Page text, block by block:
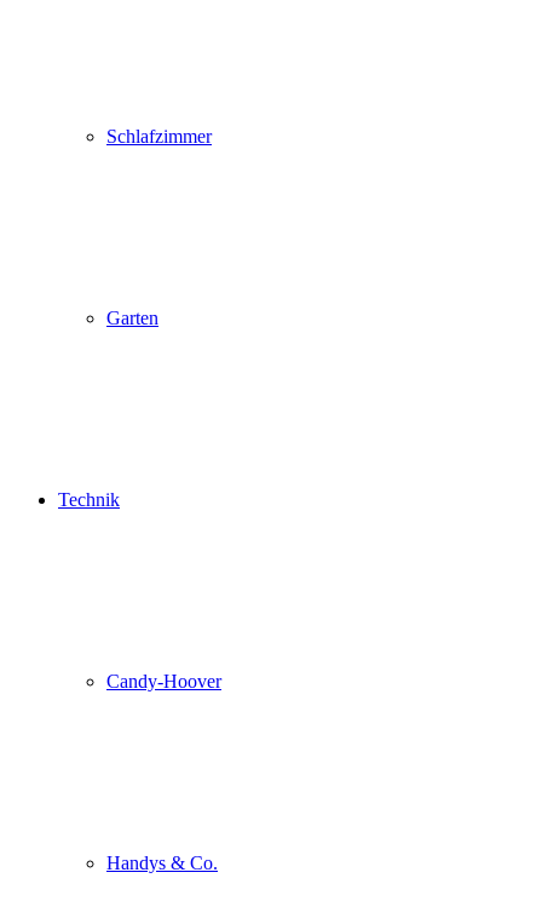
Schlafzimmer
Garten
Technik
Candy-Hoover
Handys & Co.